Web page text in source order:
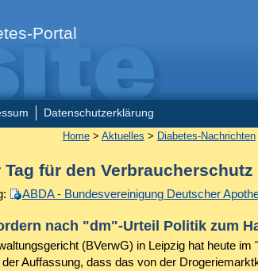
Portal
Datenschutzerklärung
Home> Aktuelles > Diabetes-Nachrichten
Tag für den Verbraucherschutz
ABDA - Bundesvereinigung Deutscher
nach "dm"-Urteil Politik zum
(BVerwG) in Leipzig hat heute im
Auffassung, dass das von der